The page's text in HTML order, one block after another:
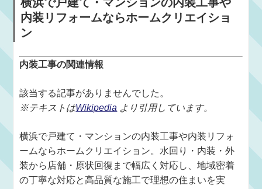
内装リフォームならホームクリエイショ
ン
内装工事の関連情報
該当する記事がありませんでした。
※テキストはWikipedia より引用しています。
横浜で戸建て・マンションの内装工事や内装リフォ
ームならホームクリエイション。水回り・内装・外
装から店舗・原状回復まで幅広く対応し、地域密着
の丁寧な対応と高品質な施工で理想の住まいを実